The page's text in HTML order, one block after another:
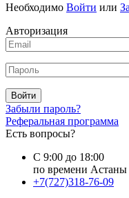
Необходимо Войти или
Авторизация
Войти
Забыли пароль?
Реферальная программа
Есть вопросы?
С 9:00 до 18:00
по времени Астаны
+7(727)318-76-09